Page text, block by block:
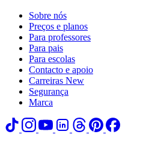
Sobre nós
Preços e planos
Para professores
Para pais
Para escolas
Contacto e apoio
Carreiras New
Segurança
Marca